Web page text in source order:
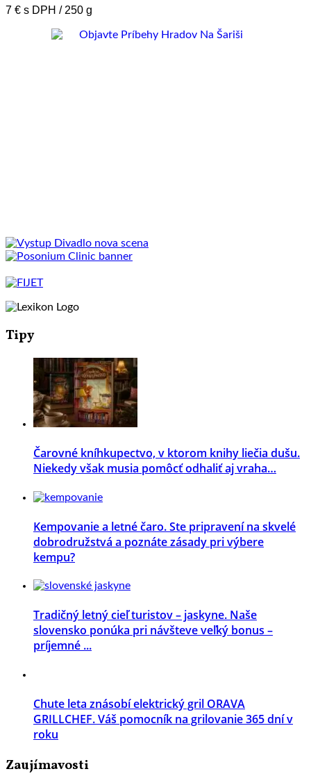
7 € s DPH / 250 g
Tipy
Čarovné kníhkupectvo, v ktorom knihy liečia dušu.
Niekedy však musia pomôcť odhaliť aj vraha…
Kempovanie a letné čaro. Ste pripravení na skvelé
dobrodružstvá a poznáte zásady pri výbere
kempu?
Tradičný letný cieľ turistov – jaskyne. Naše
slovensko ponúka pri návšteve veľký bonus –
príjemné ...
Chute leta znásobí elektrický gril ORAVA
GRILLCHEF. Váš pomocník na grilovanie 365 dní v
roku
Zaujímavosti